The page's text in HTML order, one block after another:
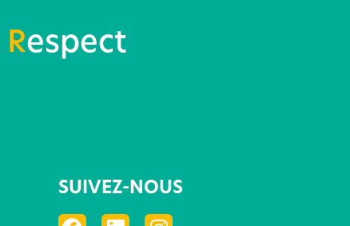
Respect
SUIVEZ-NOUS